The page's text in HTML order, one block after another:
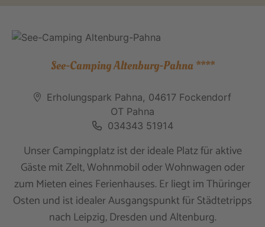
See-Camping Altenburg-Pahna ****
Erholungspark Pahna, 04617 Fockendorf
OT Pahna
034343 51914
Unser Campingplatz ist der ideale Platz für aktive
Gäste mit Zelt, Wohnmobil oder Wohnwagen oder
zum Mieten eines Ferienhauses. Er liegt im Thüringer
Osten und ist idealer Ausgangspunkt für Städtetripps
nach Leipzig, Dresden und Altenburg.